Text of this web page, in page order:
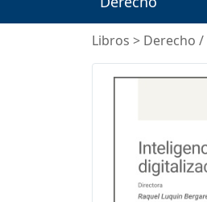
Libros > Derecho /